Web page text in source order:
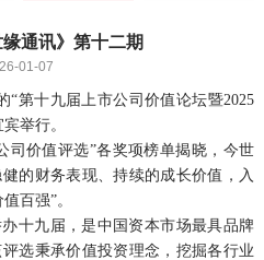
通讯》第十二期
01-07
“第十九届上市公司价值论坛暨2025
举行。
司价值评选”各奖项榜单揭晓，今世
的财务表现、持续的成长价值，入
百强”。
十九届，是中国资本市场最具品牌
选秉承价值投资理念，挖掘各行业